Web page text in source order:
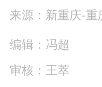
来源：新重庆-重
编辑：冯超
审核：王萃